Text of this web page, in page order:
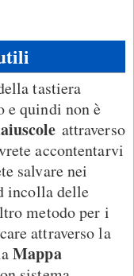
tastiera
e quindi non è
attraverso
accontentarvi
salvare nei
incolla delle
metodo per i
attraverso la
Mappa